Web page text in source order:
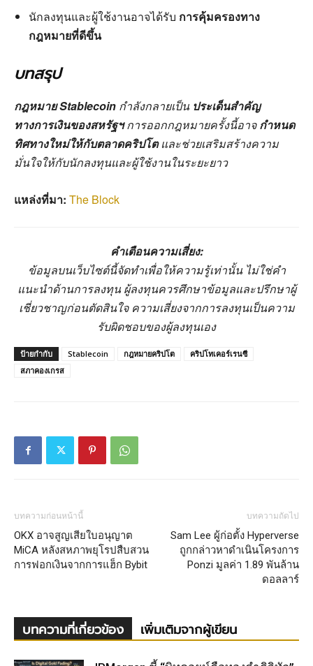
นักลงทุนและผู้ใช้งานอาจได้รับ การคุ้มครองทาง
กฎหมายที่ดีขึ้น
บทสรุป
กฎหมาย Stablecoin กำลังกลายเป็น ประเด็นสำคัญ
ทางการเงินของสหรัฐฯการออกกฎหมายครั้งนี้อาจกำหนด
ทิศทางใหม่ให้กับตลาดคริปโตและช่วยเสริมสร้างความ
มั่นใจให้กับนักลงทุนและผู้ใช้งานในระยะยาว
แหล่งที่มา: The Block
คำเตือนความเสี่ยง:
ข้อมูลบนเว็บไซต์นี้จัดทำเพื่อให้ความรู้เท่านั้น ไม่ใช่คำ
แนะนำด้านการลงทุน ผู้ลงทุนควรศึกษาข้อมูลและปรึกษาผู้
เชี่ยวชาญก่อนตัดสินใจ ความเสี่ยงจากการลงทุนเป็นความ
รับผิดชอบของผู้ลงทุนเอง
ป้ายกำกับ Stablecoin กฎหมายคริปโต
คริปโทเคอร์เรนซี
สภาคองเกรส
บทความก่อนหน้านี้
OKX อาจสูญเสียใบอนุญาต
MiCA หลังสหภาพยุโรปสืบสวน
การฟอกเงินจากการแฮ็ก Bybit
บทความถัดไป
Sam Lee ผู้ก่อตั้ง Hyperverse
ถูกกล่าวหาดำเนินโครงการ
Ponzi มูลค่า 1.89 พันล้าน
ดอลลาร์
บทความที่เกี่ยวข้อง เพิ่มเติมจากผู้เขียน